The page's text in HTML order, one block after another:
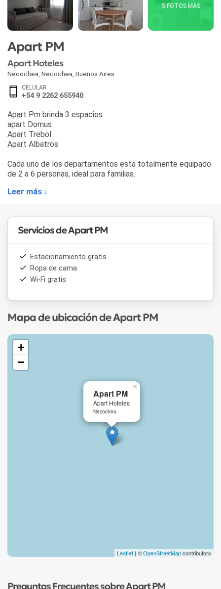
5 FOTOS MÁS
Apart PM
Apart Hoteles
Necochea Necochea Buenos Aires
CELULAR
+54 9 2262 655940
Apart Pm brinda 3 espacios
apart Domus
Apart Trebol
Apart Albatros
Cada uno de los departamentos esta totalmente equipado
de 2 a 6 personas, ideal para familias.
Leer más ↓
Servicios de Apart PM
Estacionamiento gratis
Ropa de cama
Wi-Fi gratis
Mapa de ubicación de Apart PM
Apart PM
Apart Hoteles
Necochea
×
+
−
Leaflet | ©OpenStreetMapcontributors
Preguntas Frecuentes sobre Apart PM